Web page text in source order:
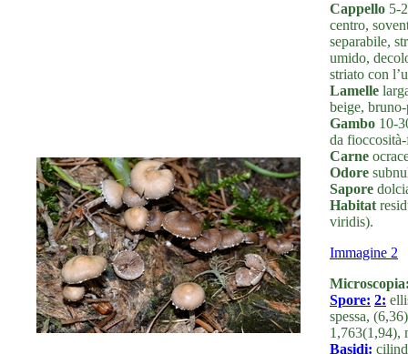
Cappello 5-
centro,
separabile,
umido,
striato con
Lamelle
beige,
Gambo 10-
da
Carne
Odore
Sapore
Habitat
viridis).
Immagine 2
Spore: 2:
spessa,
1,763(1,94),
Basidi: